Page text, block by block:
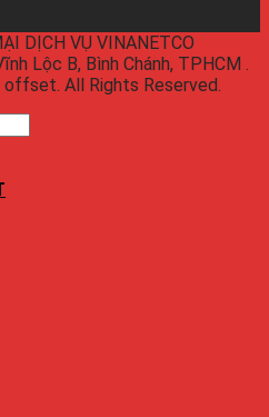
DỊCH VỤ VINANETCO
Lộc B, Bình Chánh, TPHCM .
All Rights Reserved.